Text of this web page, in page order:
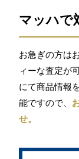
マッハで
お急ぎの方は
ィーな査定が
にて商品情報
能ですので、
せ。